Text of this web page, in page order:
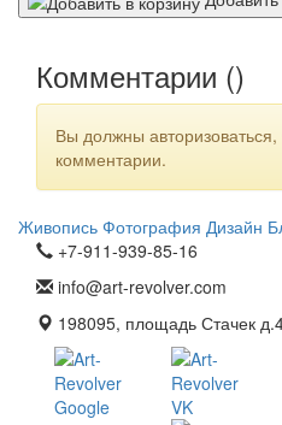
Комментарии ()
Вы должны авторизоваться,
комментарии.
Живопись Фотография Дизайн
+7-911-939-85-16
info@art-revolver.com
198095, площадь Стачек